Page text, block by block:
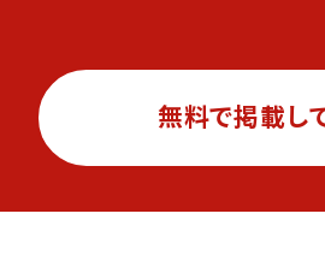
無料で掲載し